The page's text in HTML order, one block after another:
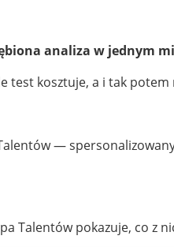
-
Starter
kod
analiza w jednym
test kosztuje, a i tak
—
Talentów pokazuje, co z